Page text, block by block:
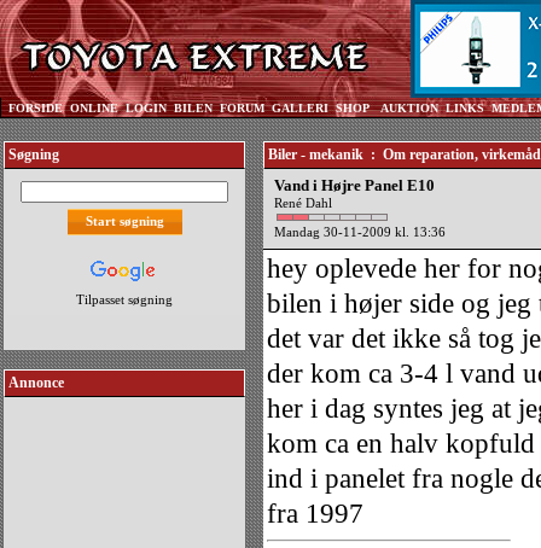
FORSIDE ONLINE LOGIN BILEN FORUM GALLERI SHOP AUKTION LINKS
Søgning
Tilpasset søgning
Annonce
Biler - mekanik : Om reparation,
Vand i Højre Panel E10
René Dahl
Mandag 30-11-2009 kl. 13:36
hey oplevede her for
bilen i højer side og
det var det ikke så tog
der kom ca 3-4 l vand
her i dag syntes jeg at
kom ca en halv
ind i panelet fra nogle
fra 1997